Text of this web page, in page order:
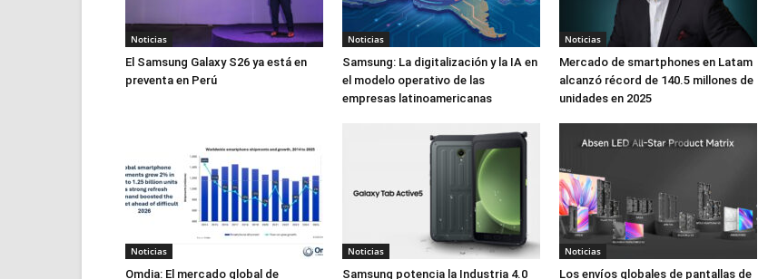
Noticias
El Samsung Galaxy S26 ya está en
preventa en Perú
Noticias
Samsung: La digitalización y la IA en
el modelo operativo de las
empresas latinoamericanas
Noticias
Mercado de smartphones en Latam
alcanzó récord de 140.5 millones de
unidades en 2025
Noticias
Omdia: El mercado global de
Noticias
Samsung potencia la Industria 4.0
Noticias
Los envíos globales de pantallas de